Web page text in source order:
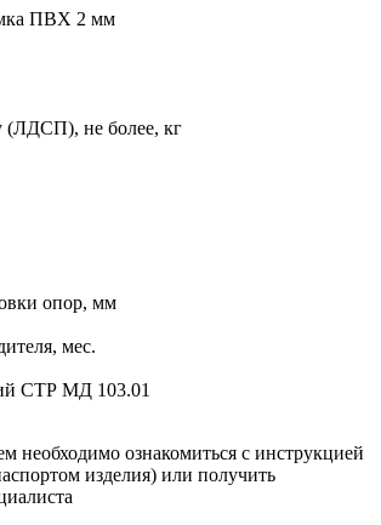
ПВХ 2 мм
(ЛДСП), не более, кг
опор, мм
мес.
СТР МД 103.01
необходимо ознакомиться с инструкцией
изделия) или получить